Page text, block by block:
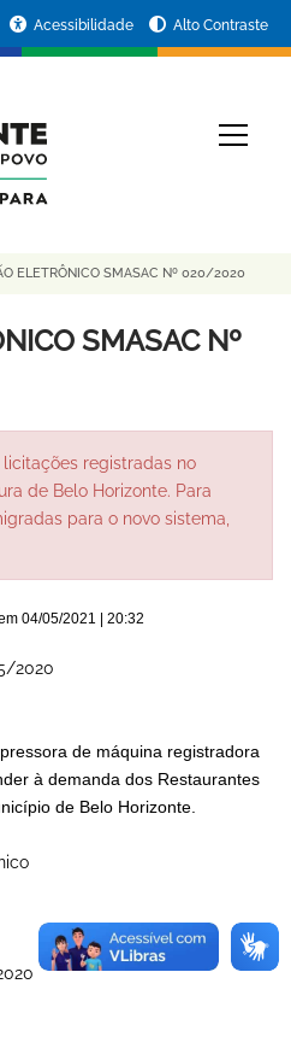
Acessibilidade Alto Contraste
ELETRÔNICO SMASAC Nº 020/2020
SMASAC Nº
licitações registradas no
de Belo Horizonte. Para
para o novo sistema,
04/05/2021 | 20:32
2020
de máquina registradora
à demanda dos Restaurantes
de Belo Horizonte.